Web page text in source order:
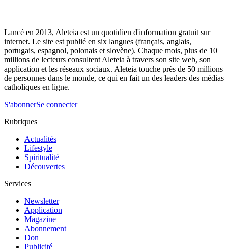
Lancé en 2013, Aleteia est un quotidien d'information gratuit sur
internet. Le site est publié en six langues (français, anglais,
portugais, espagnol, polonais et slovène). Chaque mois, plus de 10
millions de lecteurs consultent Aleteia à travers son site web, son
application et les réseaux sociaux. Aleteia touche près de 50 millions
de personnes dans le monde, ce qui en fait un des leaders des médias
catholiques en ligne.
S'abonnerSe connecter
Rubriques
Actualités
Lifestyle
Spiritualité
Découvertes
Services
Newsletter
Application
Magazine
Abonnement
Don
Publicité